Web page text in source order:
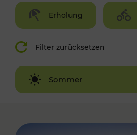
Erholung
Filter zurücksetzen
Sommer
Winter